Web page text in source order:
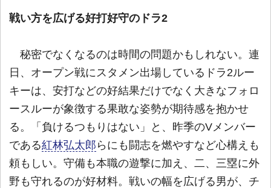
戦い方を広げる好打好守のドラ2
秘密でなくなるのは時間の問題かもしれない。連
日、オープン戦にスタメン出場しているドラ2ルー
キーは、安打などの好結果だけでなく大きなフォロ
ースルーが象徴する果敢な姿勢が期待感を抱かせ
る。「負けるつもりはない」と、昨季のVメンバー
である紅林弘太郎 らにも闘志を燃やすなど心構えも
頼もしい。守備も本職の遊撃に加え、二、三塁に外
野も守れるのが好材料。戦いの幅を広げる男が、チ